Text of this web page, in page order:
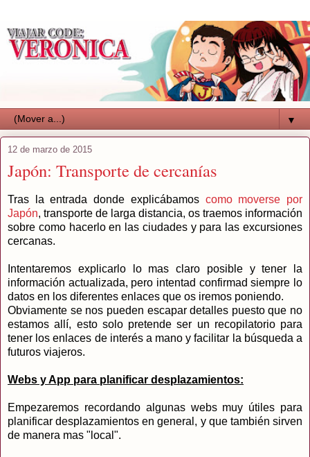
▼
12 de marzo de 2015
Japón: Transporte de cercanías
Tras la entrada donde explicábamos como moverse por
Japón, transporte de larga distancia, os traemos información
sobre como hacerlo en las ciudades y para las excursiones
cercanas.
Intentaremos explicarlo lo mas claro posible y tener la
información actualizada, pero intentad confirmad siempre lo
datos en los diferentes enlaces que os iremos poniendo.
Obviamente se nos pueden escapar detalles puesto que no
estamos allí, esto solo pretende ser un recopilatorio para
tener los enlaces de interés a mano y facilitar la búsqueda a
futuros viajeros.
Webs y App para planificar desplazamientos:
Empezaremos recordando algunas webs muy útiles para
planificar desplazamientos en general, y que también sirven
de manera mas "local".